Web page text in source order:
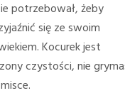
potrzebował, żeby
się ze swoim
Kocurek jest
czystości, nie